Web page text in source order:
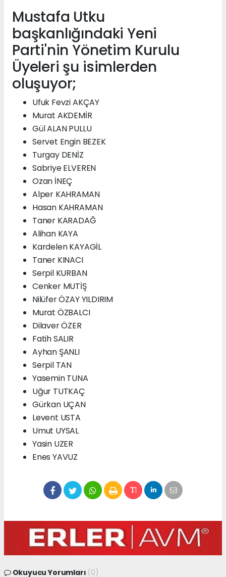
Mustafa Utku
başkanlığındaki Yeni
Parti'nin Yönetim Kurulu
Üyeleri şu isimlerden
oluşuyor;
Ufuk Fevzi AKÇAY
Murat AKDEMİR
Gül ALAN PULLU
Servet Engin BEZEK
Turgay DENİZ
Sabriye ELVEREN
Ozan İNEÇ
Alper KAHRAMAN
Hasan KAHRAMAN
Taner KARADAĞ
Alihan KAYA
Kardelen KAYAGİL
Taner KINACI
Serpil KURBAN
Cenker MUTİŞ
Nilüfer ÖZAY YILDIRIM
Murat ÖZBALCI
Dilaver ÖZER
Fatih SALIR
Ayhan ŞANLI
Serpil TAN
Yasemin TUNA
Uğur TUTKAÇ
Gürkan UÇAN
Levent USTA
Umut UYSAL
Yasin UZER
Enes YAVUZ
Okuyucu Yorumları (0)